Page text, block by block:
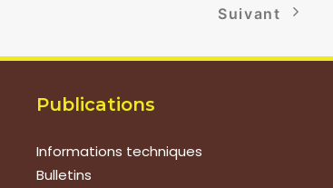
Suivant
Publications
Informations techniques
Bulletins